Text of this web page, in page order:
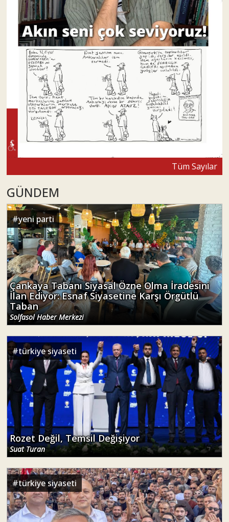
Tüm Sayılar
GÜNDEM
#yeni parti
Çankaya Tabanı Siyasal Özne Olma İradesini
İlan Ediyor: Esnaf Siyasetine Karşı Örgütlü
Taban
Solfasol Haber Merkezi
#türkiye siyaseti
Rozet Değil, Temsil Değişiyor
Suat Turan
#türkiye siyaseti